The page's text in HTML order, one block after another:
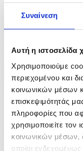
Συναίνεση
Αυτή η ιστοσελίδα
Χρησιμοποιούμε
περιεχομένου και
κοινωνικών μέσων
επισκεψιμότητάς
πληροφορίες που
χρησιμοποιείτε τον
κοινωνικών μέσων,
οποίοι
ID: 10621604
5 Φωτογραφίες
17/07/2026 14:37
26ο γαλλο-
ID: 10621589